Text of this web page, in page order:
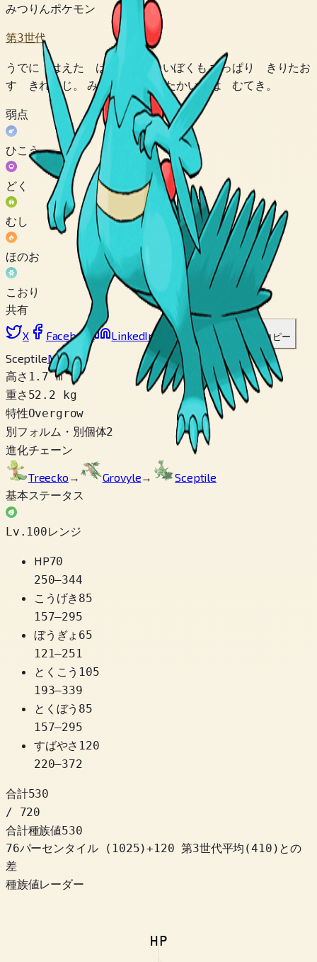
みつりんポケモン
第3世代
うでに はえた はっぱは たいぼくも すっぱり きりたお
す きれあじ。 みつりんの たたかいでは むてき。
弱点
ひこう
どく
むし
ほのお
こおり
共有
X
Facebook LinkedIn Reddit リンクをコピー
SceptileMega
高さ 1.7 m
重さ 52.2 kg
特性Overgrow
別フォルム・別個体2
進化チェーン
Treecko → Grovyle→
Sceptile
基本ステータス
Lv.100レンジ
HP70
250–344
こうげき 85
157–295
ぼうぎょ 65
121–251
とくこう 105
193–339
とくぼう 85
157–295
すばやさ 120
220–372
合計530
/ 720
合計種族値530
76パーセンタイル
( 1025)+120 第3世代平均(410)との
差
種族値レーダー
HP